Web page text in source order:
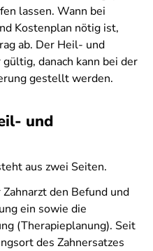
lassen. Wann bei
Kostenplan nötig ist,
ab. Der Heil- und
danach kann bei der
gestellt werden.
und
aus zwei Seiten.
den Befund und
ein sowie die
(Therapieplanung). Seit
des Zahnersatzes